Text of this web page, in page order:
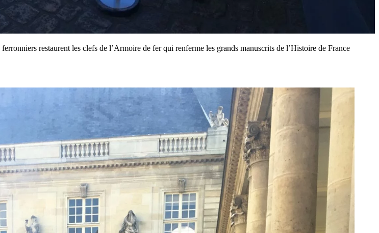
restaurent les clefs de l’Armoire de fer qui renferme les grands manuscrits de l’Histoire de France